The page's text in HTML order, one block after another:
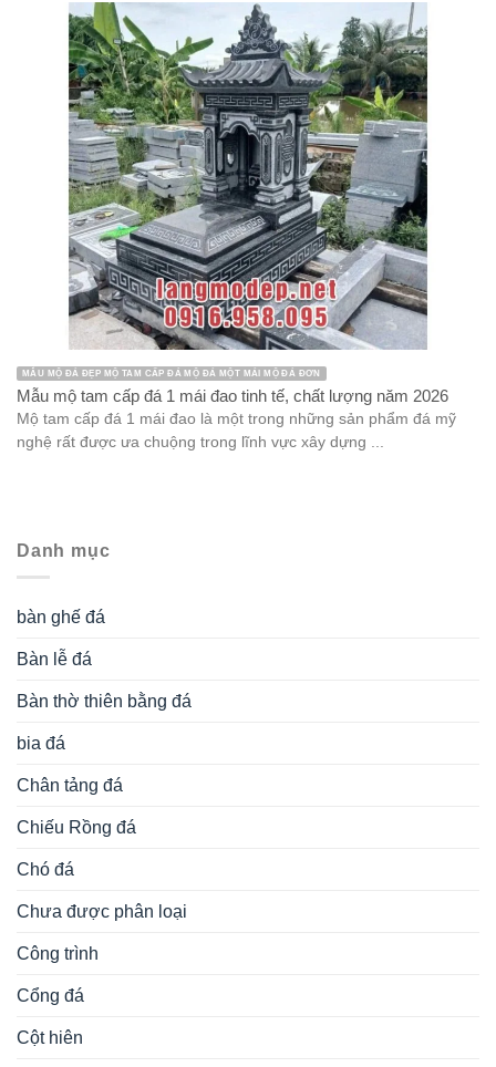
MẪU MỘ ĐÁ ĐẸP MỘ TAM CẤP ĐÁ MỘ ĐÁ MỘT MÁI MỘ ĐÁ ĐƠN
Mẫu mộ tam cấp đá 1 mái đao tinh tế, chất lượng năm 2026
Mộ tam cấp đá 1 mái đao là một trong những sản phẩm đá mỹ
nghệ rất được ưa chuộng trong lĩnh vực xây dựng ...
Danh mục
bàn ghế đá
Bàn lễ đá
Bàn thờ thiên bằng đá
bia đá
Chân tảng đá
Chiếu Rồng đá
Chó đá
Chưa được phân loại
Công trình
Cổng đá
Cột hiên